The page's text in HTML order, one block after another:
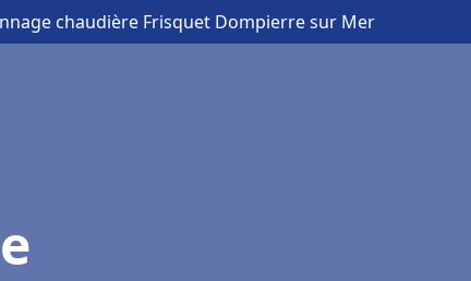
chaudière Frisquet Dompierre sur Mer